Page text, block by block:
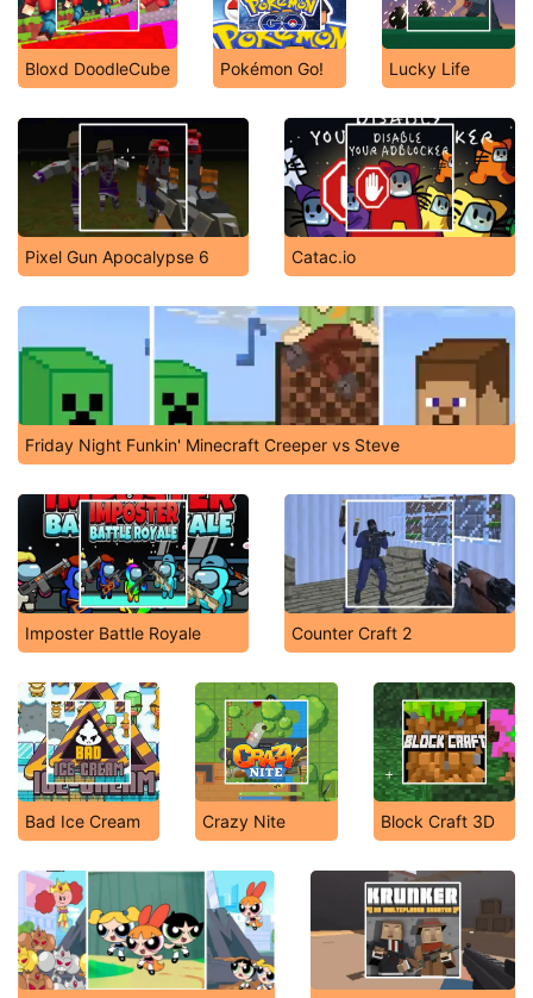
Bloxd DoodleCube Pokémon Go! Lucky Life
Pixel Gun Apocalypse 6 Catac.io
Friday Night Funkin' Minecraft Creeper vs Steve
Imposter Battle Royale Counter Craft 2
Bad Ice Cream Crazy Nite Block Craft 3D